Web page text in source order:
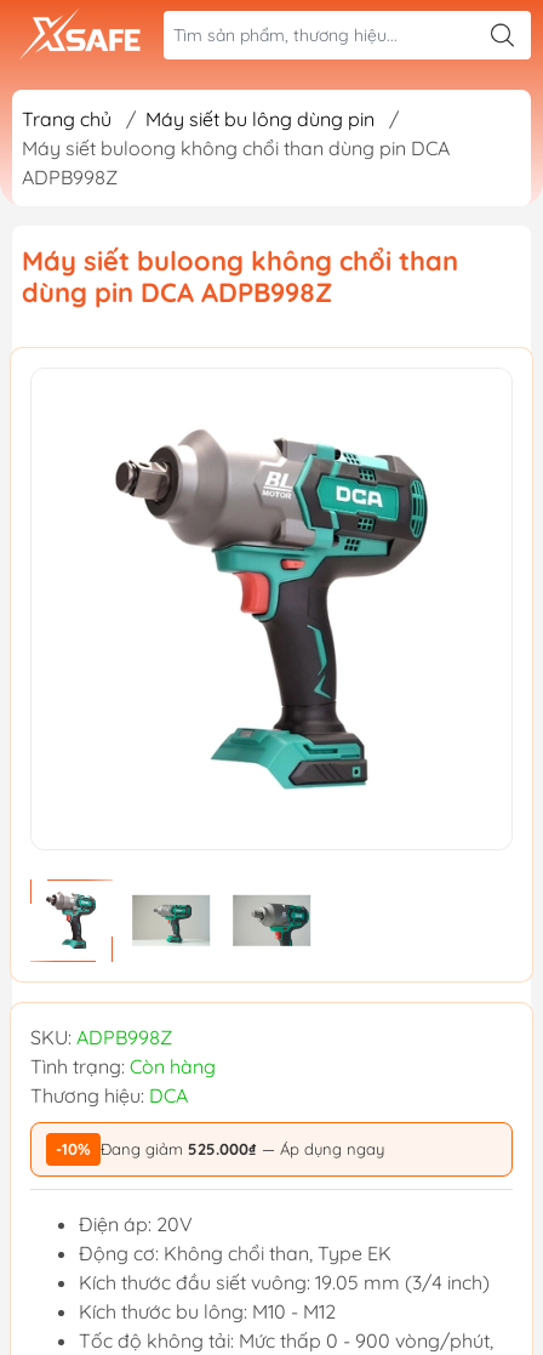
Trang chủ / Máy siết bu lông dùng pin
/
Máy siết buloong không chổi than dùng pin DCA
ADPB998Z
Máy siết buloong không chổi than
dùng pin DCA ADPB998Z
SKU: ADPB998Z
Tình trạng: Còn hàng
Thương hiệu: DCA
-10% Đang giảm 525.000₫ — Áp dụng ngay
Điện áp: 20V
Động cơ: Không chổi than, Type EK
Kích thước đầu siết vuông: 19.05 mm (3/4 inch)
Kích thước bu lông: M10 - M12
Tốc độ không tải: Mức thấp 0 - 900 vòng/phút,